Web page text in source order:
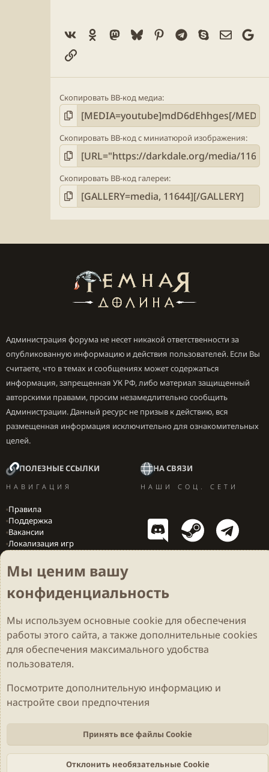
Vk Ok Mastodon
BlueskyPinterest
Telegram
Skype
Ссылка
Скопировать BB-код медиа
Скопировать BB-код с миниатюрой изображения
Скопировать BB-код галереи
Администрация форума не несет никакой ответственности за
опубликованную информацию и действия пользователей. Если Вы
считаете, что в темах и сообщениях может содержаться
информация, запрещенная УК РФ, либо материал защищенный
авторскими правами, просим незамедлительно сообщить
Администрации. Данный ресурс не призыв к действию, вся
размещенная информация исключительно для ознакомительных
целей.
ПОЛЕЗНЫЕ ССЫЛКИ
НАВИГАЦИЯ
Правила
Поддержка
Вакансии
Локализация игр
НА СВЯЗИ
НАШИ СОЦ. СЕТИ
Cookies Darkdale - Основа [v.2.3.2 rc1] 🔥
Политика конфиденциальности
Помощь
R
S
Parts of this site developed by MadeBy2D © 2026 ( Details)
Theming with
by: Darkdale.org
Мы ценим вашу
конфиденциальность
Мы используем основные cookieдля обеспечения
работы этого сайта, а также дополнительные cookies
для обеспечения максимального удобства
пользователя.
Посмотрите дополнительную информацию и
настройте свои предпочтения
Принять все файлы Cookie
Отклонить необязательные Cookie